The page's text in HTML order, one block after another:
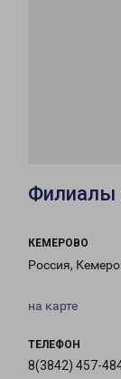
Филиалы
КЕМЕРОВО
Россия,
на карте
ТЕЛЕФОН
8(3842) 457-